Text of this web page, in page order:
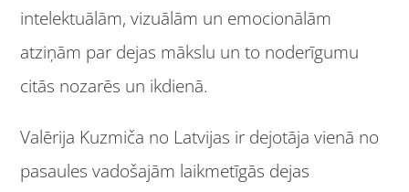
intelektuālām, vizuālām un emocionālām
atziņām par dejas mākslu un to noderīgumu
citās nozarēs un ikdienā.
Valērija Kuzmiča no Latvijas ir dejotāja vienā no
pasaules vadošajām laikmetīgās dejas